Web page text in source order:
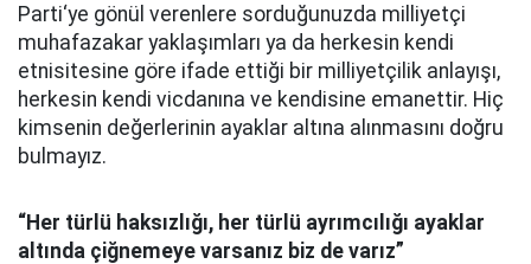
Parti‘ye gönül verenlere sorduğunuzda milliyetçi
muhafazakar yaklaşımları ya da herkesin kendi
etnisitesine göre ifade ettiği bir milliyetçilik anlayışı,
herkesin kendi vicdanına ve kendisine emanettir. Hiç
kimsenin değerlerinin ayaklar altına alınmasını doğru
bulmayız.
“Her türlü haksızlığı, her türlü ayrımcılığı ayaklar
altında çiğnemeye varsanız biz de varız”